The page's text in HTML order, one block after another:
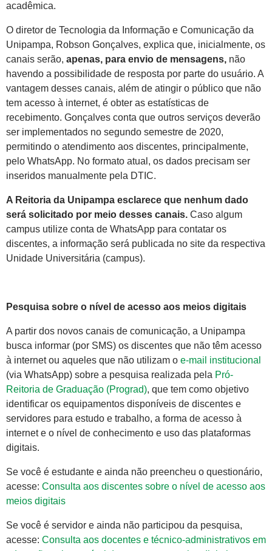
acadêmica.
O diretor de Tecnologia da Informação e Comunicação da
Unipampa, Robson Gonçalves, explica que, inicialmente, os
canais serão, apenas, para envio de mensagens, não
havendo a possibilidade de resposta por parte do usuário. A
vantagem desses canais, além de atingir o público que não
tem acesso à internet, é obter as estatísticas de
recebimento. Gonçalves conta que outros serviços deverão
ser implementados no segundo semestre de 2020,
permitindo o atendimento aos discentes, principalmente,
pelo WhatsApp. No formato atual, os dados precisam ser
inseridos manualmente pela DTIC.
A Reitoria da Unipampa esclarece que nenhum dado
será solicitado por meio desses canais. Caso algum
campus utilize conta de WhatsApp para contatar os
discentes, a informação será publicada no site da respectiva
Unidade Universitária (campus).
Pesquisa sobre o nível de acesso aos meios digitais
A partir dos novos canais de comunicação, a Unipampa
busca informar (por SMS) os discentes que não têm acesso
à internet ou aqueles que não utilizam o e-mail institucional
(via WhatsApp) sobre a pesquisa realizada pela Pró-
Reitoria de Graduação (Prograd), que tem como objetivo
identificar os equipamentos disponíveis de discentes e
servidores para estudo e trabalho, a forma de acesso à
internet e o nível de conhecimento e uso das plataformas
digitais.
Se você é estudante e ainda não preencheu o questionário,
acesse: Consulta aos discentes sobre o nível de acesso aos
meios digitais
Se você é servidor e ainda não participou da pesquisa,
acesse: Consulta aos docentes e técnico-administrativos em